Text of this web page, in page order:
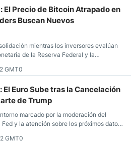
El Precio de Bitcoin Atrapado en
Buscan Nuevos
mientras los inversores evalúan
de la Reserva Federal y la
Estados Unidos. El análisis técnico refleja
GMT0
El Euro Sube tras la Cancelación
de Trump
marcado por la moderación del
y la atención sobre los próximos datos
GMT0